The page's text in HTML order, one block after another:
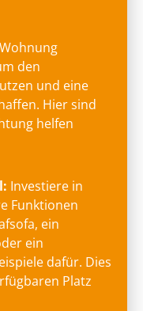
den
und eine
Hier sind
helfen
Investiere in
Funktionen
ein
ein
dafür. Dies
Platz